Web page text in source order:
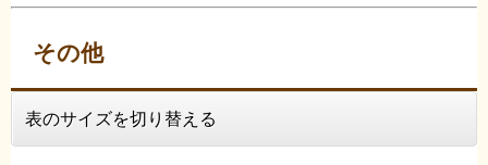
その他
表のサイズを切り替える